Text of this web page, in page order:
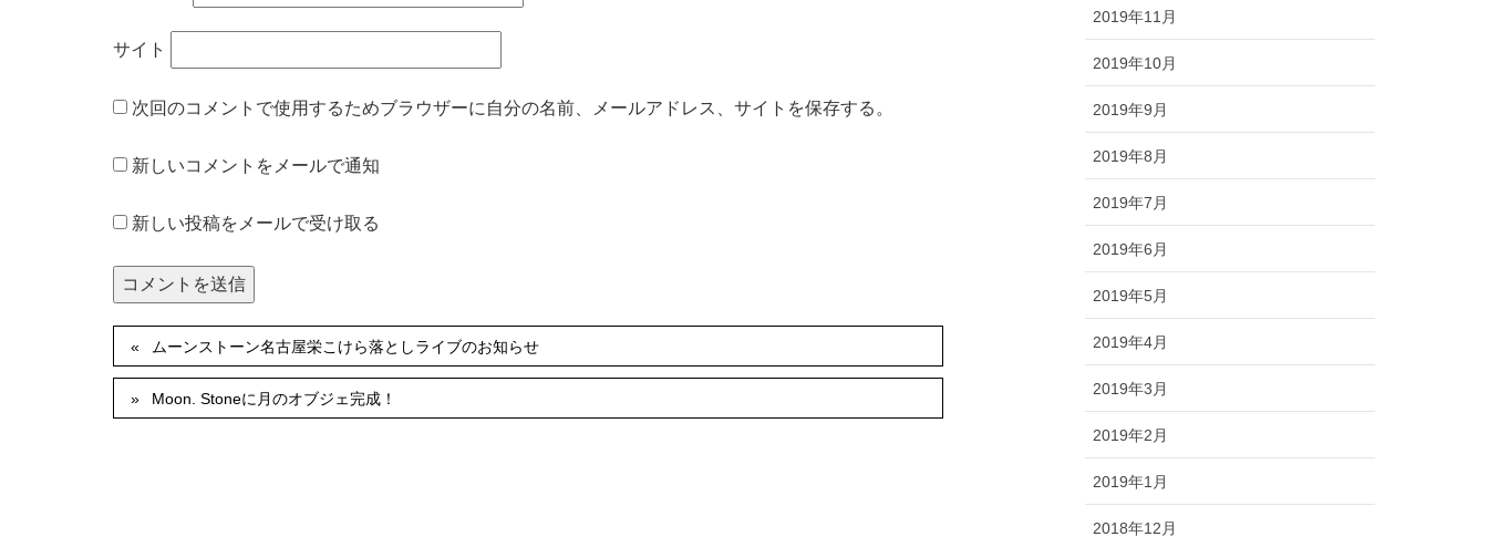
サイト
次回のコメントで使用するためブラウザーに自分の名前、メールアドレス、サイトを保存する。
新しいコメントをメールで通知
新しい投稿をメールで受け取る
ムーンストーン名古屋栄こけら落としライブのお知らせ
Moon. Stoneに月のオブジェ完成！
2019年11月
2019年10月
2019年9月
2019年8月
2019年7月
2019年6月
2019年5月
2019年4月
2019年3月
2019年2月
2019年1月
2018年12月